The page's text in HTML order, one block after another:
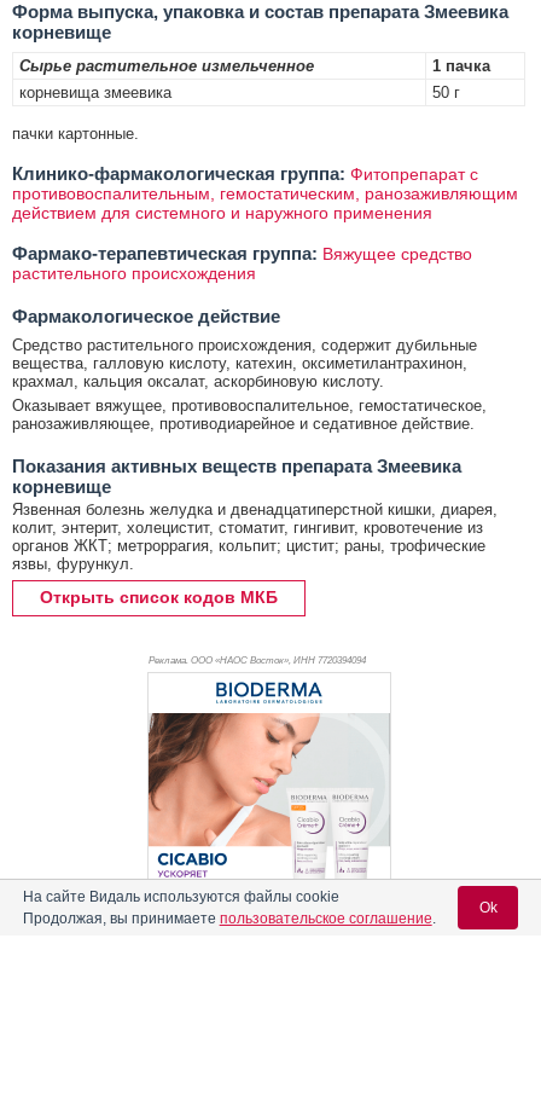
Форма выпуска, упаковка и состав препарата Змеевика
корневище
Сырье растительное измельченное
1 пачка
корневища змеевика
50 г
пачки картонные.
Клинико-фармакологическая группа: Фитопрепарат с
противовоспалительным, гемостатическим, ранозаживляющим
действием для системного и наружного применения
Фармако-терапевтическая группа: Вяжущее средство
растительного происхождения
Фармакологическое действие
Средство растительного происхождения, содержит дубильные
вещества, галловую кислоту, катехин, оксиметилантрахинон,
крахмал, кальция оксалат, аскорбиновую кислоту.
Оказывает вяжущее, противовоспалительное, гемостатическое,
ранозаживляющее, противодиарейное и седативное действие.
Показания активных веществ препарата Змеевика
корневище
Язвенная болезнь желудка и двенадцатиперстной кишки, диарея,
колит, энтерит, холецистит, стоматит, гингивит, кровотечение из
органов ЖКТ; метроррагия, кольпит; цистит; раны, трофические
язвы, фурункул.
Открыть список кодов МКБ
Реклама. ООО «НАОС Восток», ИНН 7720394094
На сайте Видаль используются файлы cookie
Продолжая, вы принимаете пользовательское соглашение.
Ok